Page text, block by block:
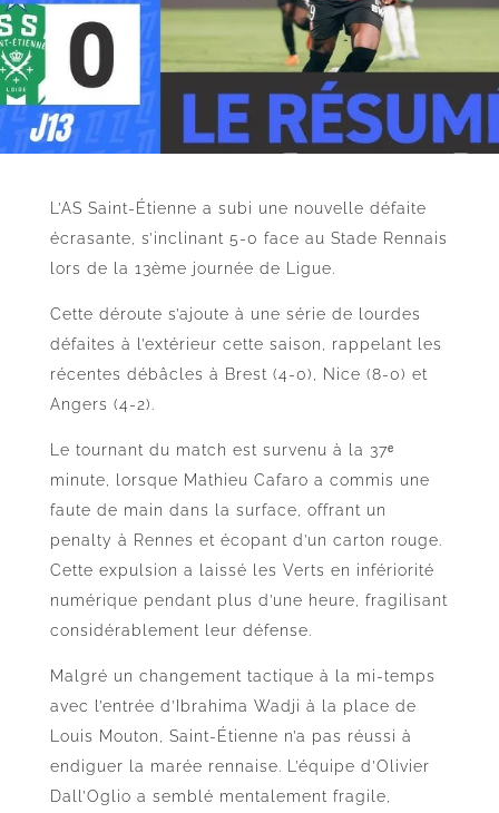
L’AS Saint-Étienne a subi une nouvelle défaite
écrasante, s’inclinant 5-0 face au Stade Rennais
lors de la 13ème journée de Ligue.
Cette déroute s’ajoute à une série de lourdes
défaites à l’extérieur cette saison, rappelant les
récentes débâcles à Brest (4-0), Nice (8-0) et
Angers (4-2).
Le tournant du match est survenu à la 37ᵉ
minute, lorsque Mathieu Cafaro a commis une
faute de main dans la surface, offrant un
penalty à Rennes et écopant d’un carton rouge.
Cette expulsion a laissé les Verts en infériorité
numérique pendant plus d’une heure, fragilisant
considérablement leur défense.
Malgré un changement tactique à la mi-temps
avec l’entrée d’Ibrahima Wadji à la place de
Louis Mouton, Saint-Étienne n’a pas réussi à
endiguer la marée rennaise. L’équipe d’Olivier
Dall’Oglio a semblé mentalement fragile,